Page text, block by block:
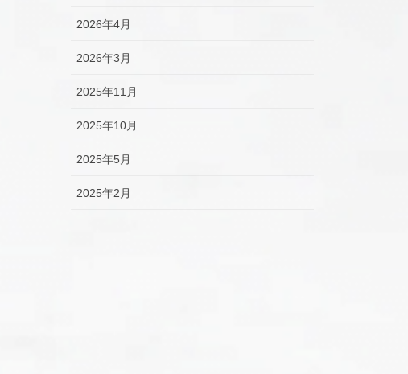
2026年4月
2026年3月
2025年11月
2025年10月
2025年5月
2025年2月